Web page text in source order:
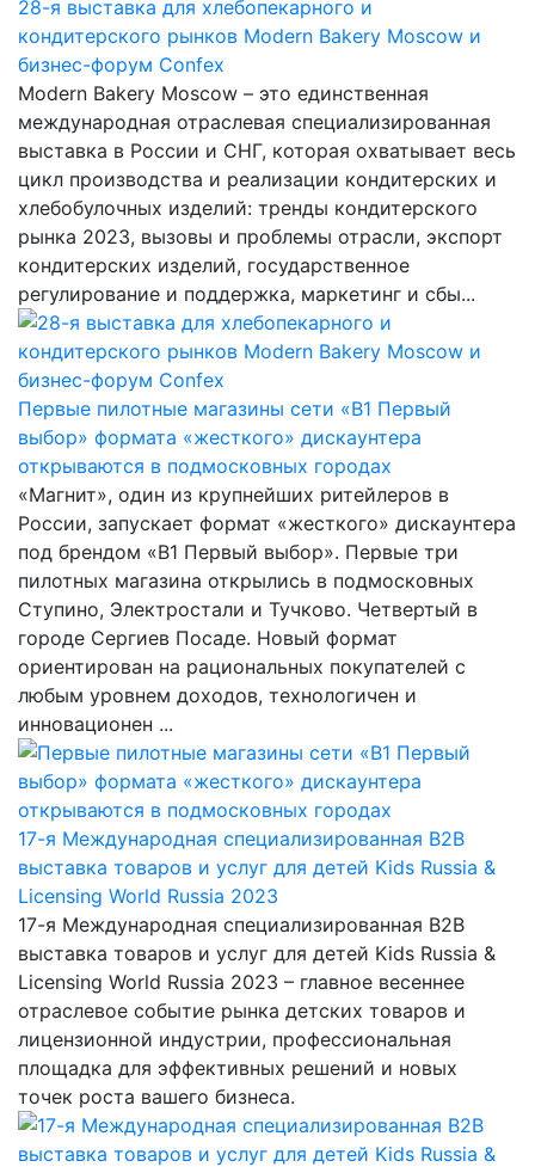
28-я выставка для хлебопекарного и
кондитерского рынков Modern Bakery Moscow и
бизнес-форум Confex
Modern Bakery Moscow – это единственная
международная отраслевая специализированная
выставка в России и СНГ, которая охватывает весь
цикл производства и реализации кондитерских и
хлебобулочных изделий: тренды кондитерского
рынка 2023, вызовы и проблемы отрасли, экспорт
кондитерских изделий, государственное
регулирование и поддержка, маркетинг и сбы...
Первые пилотные магазины сети «В1 Первый
выбор» формата «жесткого» дискаунтера
открываются в подмосковных городах
«Магнит», один из крупнейших ритейлеров в
России, запускает формат «жесткого» дискаунтера
под брендом «В1 Первый выбор». Первые три
пилотных магазина открылись в подмосковных
Ступино, Электростали и Тучково. Четвертый в
городе Сергиев Посаде. Новый формат
ориентирован на рациональных покупателей с
любым уровнем доходов, технологичен и
инновационен ...
17-я Международная специализированная B2B
выставка товаров и услуг для детей Kids Russia &
Licensing World Russia 2023
17-я Международная специализированная B2B
выставка товаров и услуг для детей Kids Russia &
Licensing World Russia 2023 – главное весеннее
отраслевое событие рынка детских товаров и
лицензионной индустрии, профессиональная
площадка для эффективных решений и новых
точек роста вашего бизнеса.